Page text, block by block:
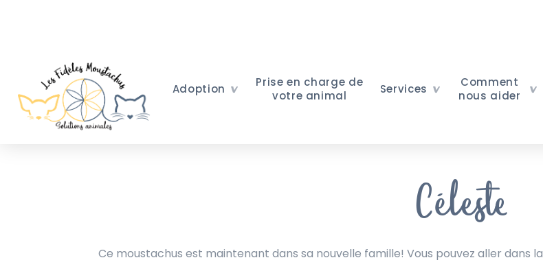
Adoption
Prise en charge de
votre animal
Services
Comment
nous aider
Céleste
Ce moustachus est maintenant dans sa nouvelle famille! Vous pouvez aller dans la